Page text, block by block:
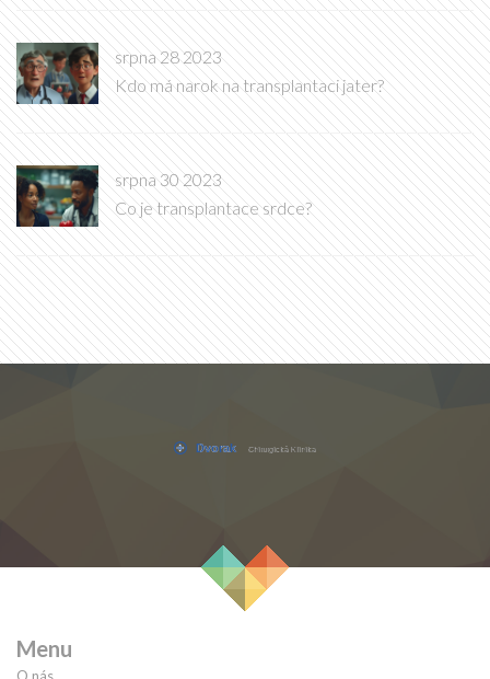
srpna 28 2023
Kdo má narok na transplantaci jater?
srpna 30 2023
Co je transplantace srdce?
Menu
O nás